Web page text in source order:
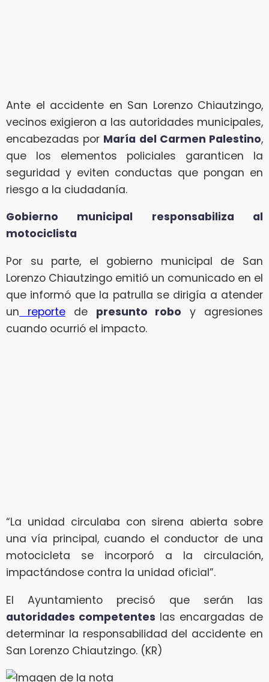
Ante el accidente en San Lorenzo Chiautzingo,
vecinos exigieron a las autoridades municipales,
encabezadas por María del Carmen Palestino,
que los elementos policiales garanticen la
seguridad y eviten conductas que pongan en
riesgo a la ciudadanía.
Gobierno municipal responsabiliza al
motociclista
Por su parte, el gobierno municipal de San
Lorenzo Chiautzingo emitió un comunicado en el
que informó que la patrulla se dirigía a atender
un reportede presunto robo y agresiones
cuando ocurrió el impacto.
“La unidad circulaba con sirena abierta sobre
una vía principal, cuando el conductor de una
motocicleta se incorporó a la circulación,
impactándose contra la unidad oficial”.
El Ayuntamiento precisó que serán las
autoridades competentes las encargadas de
determinar la responsabilidad del accidente en
San Lorenzo Chiautzingo. (KR)